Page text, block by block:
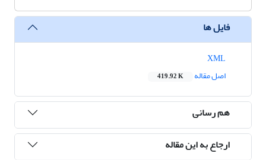
فایل ها
اصل مقاله
419.92 K
هم رسانی
ارجاع به این مقاله